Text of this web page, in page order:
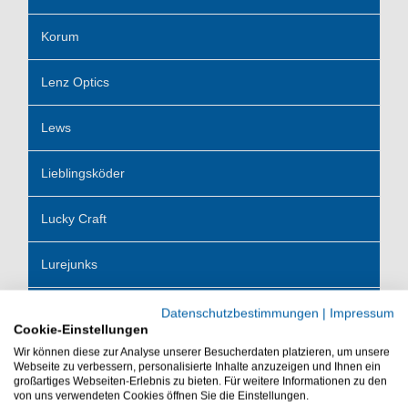
Korum
Lenz Optics
Lews
Lieblingsköder
Lucky Craft
Lurejunks
MS Range
Mantikor
Datenschutzbestimmungen | Impressum
Cookie-Einstellungen
Wir können diese zur Analyse unserer Besucherdaten platzieren, um unsere
Webseite zu verbessern, personalisierte Inhalte anzuzeigen und Ihnen ein
großartiges Webseiten-Erlebnis zu bieten. Für weitere Informationen zu den
von uns verwendeten Cookies öffnen Sie die Einstellungen.